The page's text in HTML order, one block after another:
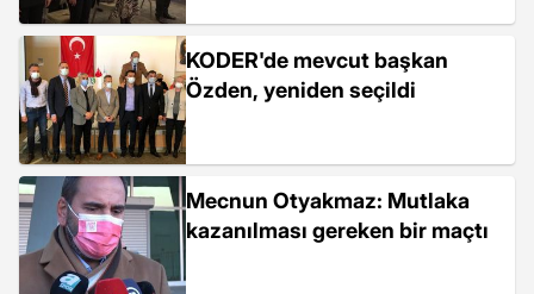
KODER'de mevcut başkan
Özden, yeniden seçildi
Mecnun Otyakmaz: Mutlaka
kazanılması gereken bir maçtı